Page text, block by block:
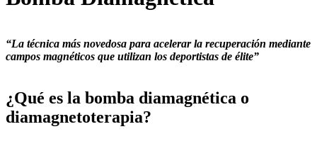
“La técnica más novedosa para acelerar la recuperación mediante
campos magnéticos que utilizan los deportistas de élite”
¿Qué es la bomba diamagnética o
diamagnetoterapia?